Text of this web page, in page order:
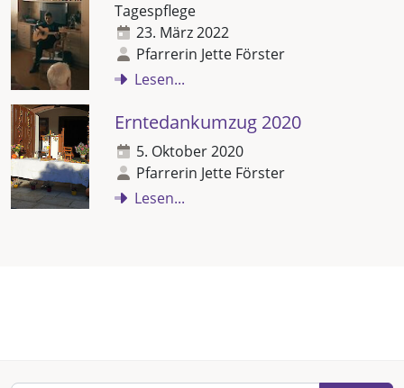
Tagespflege
23. März 2022
Pfarrerin Jette Förster
Lesen...
Erntedankumzug 2020
5. Oktober 2020
Pfarrerin Jette Förster
Lesen...